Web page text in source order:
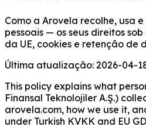
Como a Arovela recolhe, usa
pessoais — os seus direitos
da UE, cookies e retenção de
Última atualização: 2026-04-
This policy explains what
Finansal Teknolojiler A.Ş.)
arovela.com, how we use it,
under Turkish KVKK and EU